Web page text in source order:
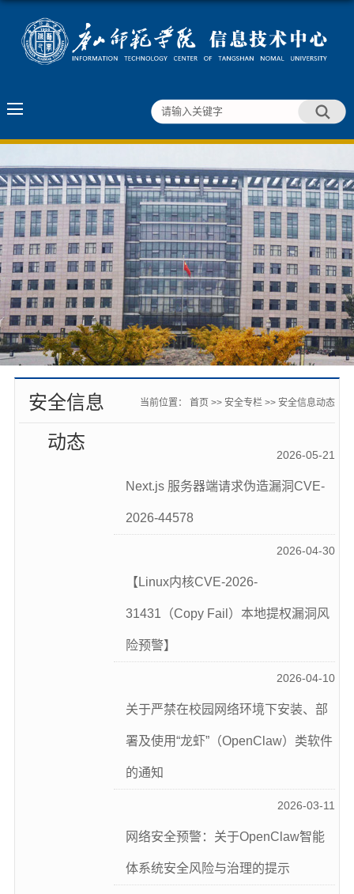
安全信息
动态
当前位置： 首页 >> 安全专栏>> 安全信息动态
2026-05-21
Next.js 服务器端请求伪造漏洞CVE-
2026-44578
2026-04-30
【Linux内核CVE-2026-
31431（Copy Fail）本地提权漏洞风
险预警】
2026-04-10
关于严禁在校园网络环境下安装、部
署及使用“龙虾”（OpenClaw）类软件
的通知
2026-03-11
网络安全预警：关于OpenClaw智能
体系统安全风险与治理的提示